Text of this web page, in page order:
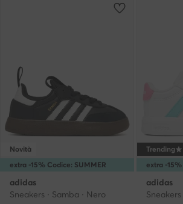
extra -15% Codice: SUMMER
Novità
adidas
Sneakers · Samba · Nero
extra -
Trending
adidas